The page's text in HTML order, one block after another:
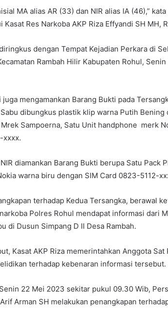
MA alias AR (33) dan NIR alias IA (46),”
Res Narkoba AKP Riza Effyandi SH MH,
dengan Tempat Kejadian Perkara di
Rambah Hilir Kabupaten Rohul,
juga mengamankan Barang Bukti pada
dibungkus plastik klip warna Putih
Mrek Sampoerna, Satu Unit handphone merk
xxxx.
diamankan Barang Bukti berupa Satu Pack
warna biru dengan SIM Card 0823-5112-
terhadap Kedua Tersangka, berawal
Polres Rohul mendapat informasi dari
di Dusun Simpang D II Desa Rambah.
Kasat AKP Riza memerintahkan Anggota Sat
terhadap kebenaran informasi tersebut.
22 Mei 2023 sekitar pukul 09.30 Wib,
Arman SH melakukan penangkapan